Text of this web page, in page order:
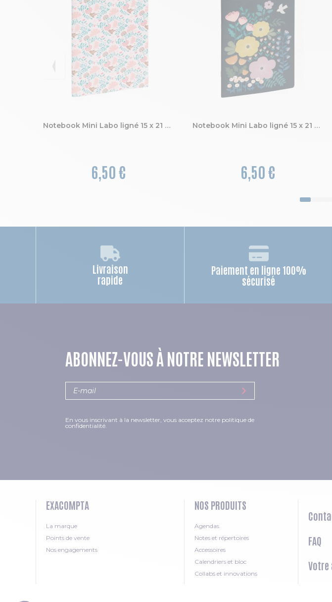
Notebook Mini Labo ligné 15 x 21 cm
6,50 €
Notebook Mini Labo ligné 15 x 21 cm
6,50 €
Livraison
rapide
Paiement en ligne 100%
sécurisé
ABONNEZ-VOUS À NOTRE NEWSLETTER
En vous inscrivant à la newsletter, vous acceptez notre politique de
confidentialité.
EXACOMPTA
La marque
Points de vente
Nos engagements
NOS PRODUITS
Agendas
Notes et répertoires
Accessoires
Calendriers et bloc
Collabs et innovations
FAQ
Votre